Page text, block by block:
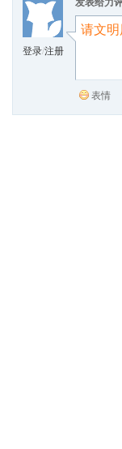
登录/注册
发表给力
表情